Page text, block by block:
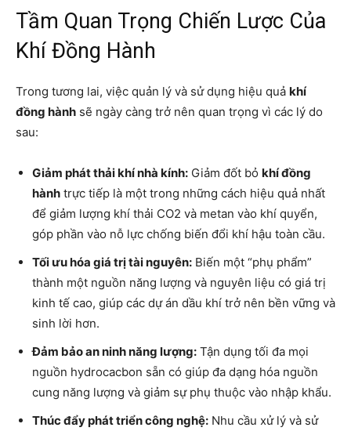
Tầm Quan Trọng Chiến Lược Của
Khí Đồng Hành
Trong tương lai, việc quản lý và sử dụng hiệu quả khí
đồng hành sẽ ngày càng trở nên quan trọng vì các lý do
sau:
Giảm phát thải khí nhà kính: Giảm đốt bỏ khí đồng
hành trực tiếp là một trong những cách hiệu quả nhất
để giảm lượng khí thải CO2 và metan vào khí quyển,
góp phần vào nỗ lực chống biến đổi khí hậu toàn cầu.
Tối ưu hóa giá trị tài nguyên: Biến một “phụ phẩm”
thành một nguồn năng lượng và nguyên liệu có giá trị
kinh tế cao, giúp các dự án dầu khí trở nên bền vững và
sinh lời hơn.
Đảm bảo an ninh năng lượng: Tận dụng tối đa mọi
nguồn hydrocacbon sẵn có giúp đa dạng hóa nguồn
cung năng lượng và giảm sự phụ thuộc vào nhập khẩu.
Thúc đẩy phát triển công nghệ: Nhu cầu xử lý và sử